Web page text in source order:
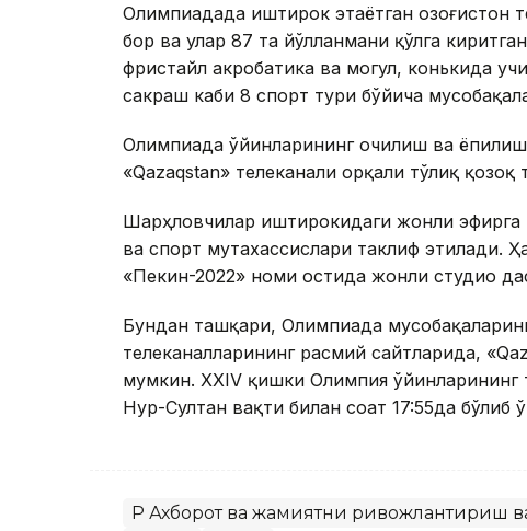
Олимпиадада иштирок этаётган
бор ва улар 87 та йўлланмани қўлга
фристайл акробатика ва могул, конькида
сакраш каби 8 спорт тури бўйича
Олимпиада ўйинларининг очилиш ва
«Qazaqstan» телеканали орқали тўлиқ қозоқ
Шарҳловчилар иштирокидаги жонли
ва спорт мутахассислари таклиф этилади.
«Пекин-2022» номи остида жонли студио
Бундан ташқари, Олимпиада
телеканалларининг расмий сайтларида,
мумкин. XXIV қишки Олимпия
Нур-Султан вақти билан соат 17:55да бўлиб
ҚР Ахборот ва жамиятни ривожлантириш